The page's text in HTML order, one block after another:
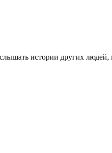
истории других